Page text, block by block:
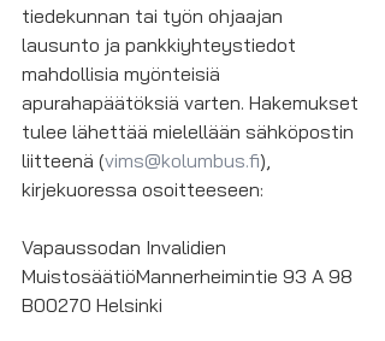
tiedekunnan tai työn ohjaajan
lausunto ja pankkiyhteystiedot
mahdollisia myönteisiä
apurahapäätöksiä varten. Hakemukset
tulee lähettää mielellään sähköpostin
liitteenä (vims@kolumbus.fi),
kirjekuoressa osoitteeseen:
Vapaussodan Invalidien
MuistosäätiöMannerheimintie 93 A 98
B00270 Helsinki